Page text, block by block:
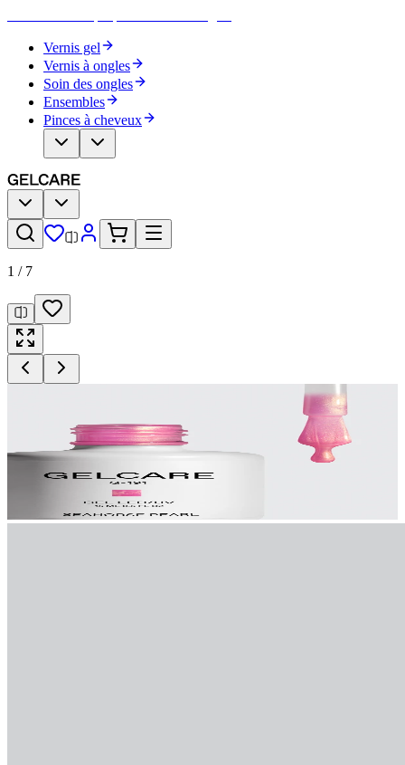
Vernis gel
Vernis à ongles
Soin des ongles
Ensembles
Pinces à cheveux
1 / 7